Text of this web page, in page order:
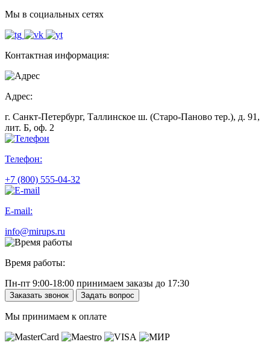
Мы в социальных сетях
Контактная информация:
Адрес:
г. Санкт-Петербург, Таллинское ш. (Старо-Паново тер.), д. 91,
лит. Б, оф. 2
Телефон:
+7 (800) 555-04-32
E-mail:
info@mirups.ru
Время работы:
Пн-пт 9:00-18:00 принимаем заказы до 17:30
Заказать звонок Задать вопрос
Мы принимаем к оплате